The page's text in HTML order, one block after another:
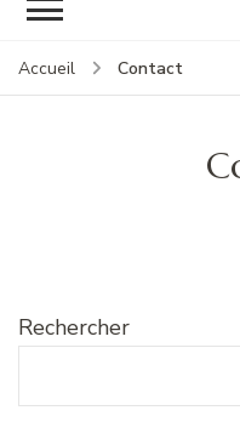
Accueil Contact
Rechercher